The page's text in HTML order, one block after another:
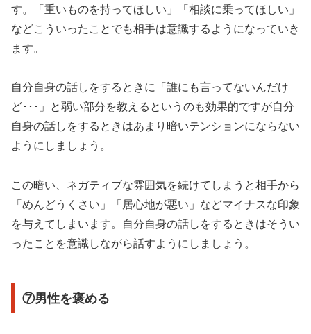
す。「重いものを持ってほしい」「相談に乗ってほしい」
などこういったことでも相手は意識するようになっていき
ます。
自分自身の話しをするときに「誰にも言ってないんだけ
ど･･･」と弱い部分を教えるというのも効果的ですが自分
自身の話しをするときはあまり暗いテンションにならない
ようにしましょう。
この暗い、ネガティブな雰囲気を続けてしまうと相手から
「めんどうくさい」「居心地が悪い」などマイナスな印象
を与えてしまいます。自分自身の話しをするときはそうい
ったことを意識しながら話すようにしましょう。
⑦男性を褒める